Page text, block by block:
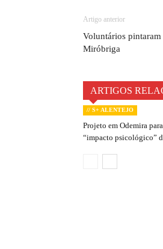
Artigo anterior
Voluntários
Miróbriga
ARTIGOS
// S+ ALENTEJO
Projeto em Odemira
“impacto psicológico”